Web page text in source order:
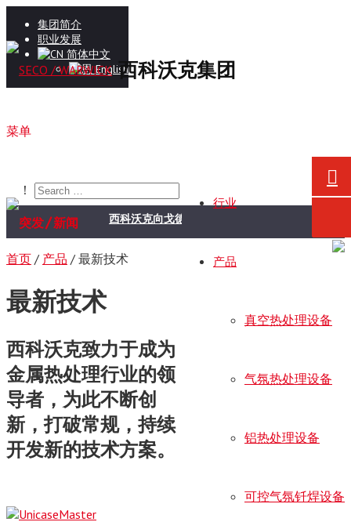
集团简介
职业发展
简体中文
English西科沃克集团
菜单
行业
产品
真空热处理设备
气氛热处理设备
铝热处理设备
可控气氛钎焊设备
！
突发/新闻 西科沃克向戈德瑞吉企业集团航空航天业务交付真空
首页 / 产品 / 最新技术
最新技术
西科沃克致力于成为
金属热处理行业的领
导者，为此不断创
新，打破常规，持续
开发新的技术方案。